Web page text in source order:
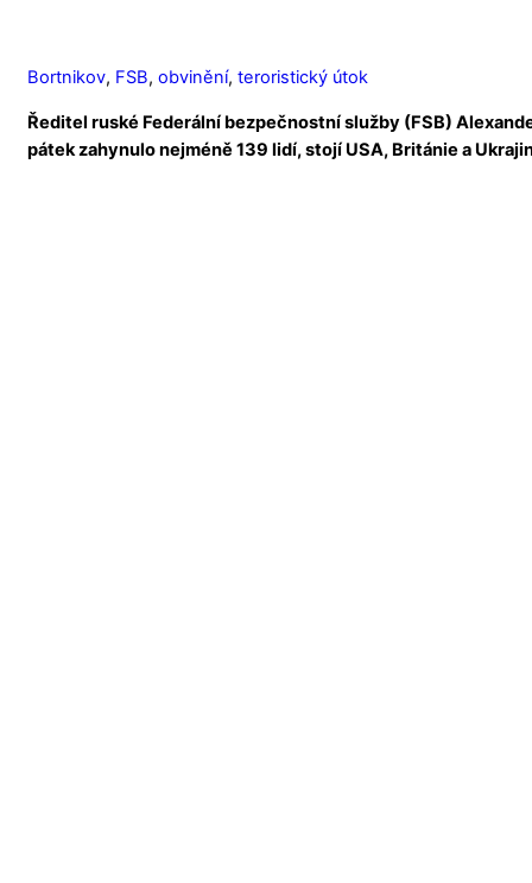
Bortnikov, FSB, obvinění, teroristický útok
Ředitel ruské Federální bezpečnostní služby (FSB)
pátek zahynulo nejméně 139 lidí, stojí USA, Británie a